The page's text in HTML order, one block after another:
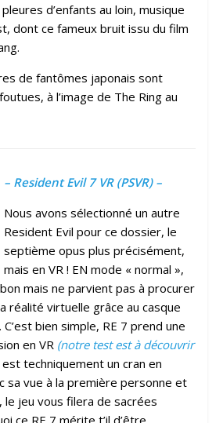
d’enfants au loin, musique
dont ce fameux bruit issu du film
de fantômes japonais sont
à l’image de The Ring au
– Resident Evil 7 VR (PSVR) –
Nous avons sélectionné un autre
Resident Evil pour ce dossier, le
septième opus plus précisément,
mais en VR ! EN mode « normal »,
mais ne parvient pas à procurer
réalité virtuelle grâce au casque
bien simple, RE 7 prend une
en VR (notre test est à découvrir
techniquement un cran en
sa vue à la première personne et
le jeu vous filera de sacrées